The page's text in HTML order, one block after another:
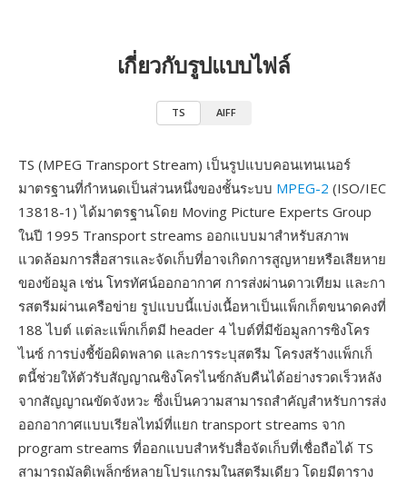
เกี่ยวกับรูปแบบไฟล์
TS AIFF
TS (MPEG Transport Stream) เป็นรูปแบบคอนเทนเนอร์
มาตรฐานที่กำหนดเป็นส่วนหนึ่งของชั้นระบบ MPEG-2 (ISO/IEC
13818-1) ได้มาตรฐานโดย Moving Picture Experts Group
ในปี 1995 Transport streams ออกแบบมาสำหรับสภาพ
แวดล้อมการสื่อสารและจัดเก็บที่อาจเกิดการสูญหายหรือเสียหาย
ของข้อมูล เช่น โทรทัศน์ออกอากาศ การส่งผ่านดาวเทียม และกา
รสตรีมผ่านเครือข่าย รูปแบบนี้แบ่งเนื้อหาเป็นแพ็กเก็ตขนาดคงที่
188 ไบต์ แต่ละแพ็กเก็ตมี header 4 ไบต์ที่มีข้อมูลการซิงโคร
ไนซ์ การบ่งชี้ข้อผิดพลาด และการระบุสตรีม โครงสร้างแพ็กเก็
ตนี้ช่วยให้ตัวรับสัญญาณซิงโครไนซ์กลับคืนได้อย่างรวดเร็วหลัง
จากสัญญาณขัดจังหวะ ซึ่งเป็นความสามารถสำคัญสำหรับการส่ง
ออกอากาศแบบเรียลไทม์ที่แยก transport streams จาก
program streams ที่ออกแบบสำหรับสื่อจัดเก็บที่เชื่อถือได้ TS
สามารถมัลติเพล็กซ์หลายโปรแกรมในสตรีมเดียว โดยมีตาราง